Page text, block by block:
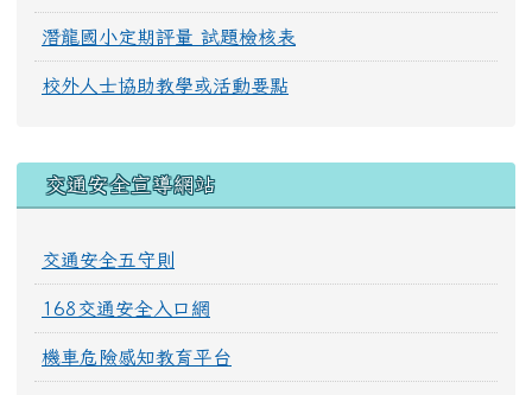
潛龍國小定期評量 試題檢核表
校外人士協助教學或活動要點
交通安全宣導網站
交通安全五守則
168交通安全入口網
機車危險感知教育平台